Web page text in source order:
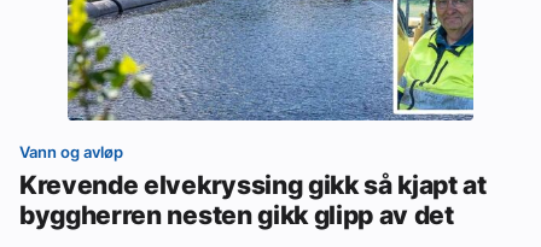
Vann og avløp
Krevende elvekryssing gikk så kjapt at
byggherren nesten gikk glipp av det